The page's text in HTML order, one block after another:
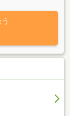
談ください。